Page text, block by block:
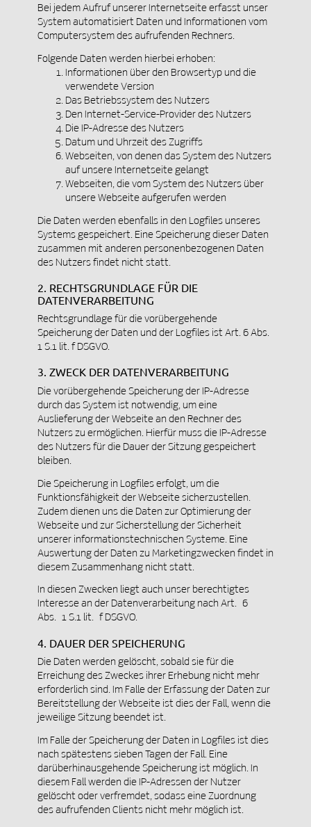
Bei jedem Aufruf unserer Internetseite erfasst unser
System automatisiert Daten und Informationen vom
Computersystem des aufrufenden Rechners.
Folgende Daten werden hierbei erhoben:
Informationen über den Browsertyp und die
verwendete Version
Das Betriebssystem des Nutzers
Den Internet-Service-Provider des Nutzers
Die IP-Adresse des Nutzers
Datum und Uhrzeit des Zugriffs
Webseiten, von denen das System des Nutzers
auf unsere Internetseite gelangt
Webseiten, die vom System des Nutzers über
unsere Webseite aufgerufen werden
Die Daten werden ebenfalls in den Logfiles unseres
Systems gespeichert. Eine Speicherung dieser Daten
zusammen mit anderen personenbezogenen Daten
des Nutzers findet nicht statt.
2. RECHTSGRUNDLAGE FÜR DIE
DATENVERARBEITUNG
Rechtsgrundlage für die vorübergehende
Speicherung der Daten und der Logfiles ist Art. 6 Abs.
1 S.1 lit. f DSGVO.
3. ZWECK DER DATENVERARBEITUNG
Die vorübergehende Speicherung der IP-Adresse
durch das System ist notwendig, um eine
Auslieferung der Webseite an den Rechner des
Nutzers zu ermöglichen. Hierfür muss die IP-Adresse
des Nutzers für die Dauer der Sitzung gespeichert
bleiben.
Die Speicherung in Logfiles erfolgt, um die
Funktionsfähigkeit der Webseite sicherzustellen.
Zudem dienen uns die Daten zur Optimierung der
Webseite und zur Sicherstellung der Sicherheit
unserer informationstechnischen Systeme. Eine
Auswertung der Daten zu Marketingzwecken findet in
diesem Zusammenhang nicht statt.
In diesen Zwecken liegt auch unser berechtigtes
Interesse an der Datenverarbeitung nach Art. 6
Abs. 1 S.1 lit. f DSGVO.
4. DAUER DER SPEICHERUNG
Die Daten werden gelöscht, sobald sie für die
Erreichung des Zweckes ihrer Erhebung nicht mehr
erforderlich sind. Im Falle der Erfassung der Daten zur
Bereitstellung der Webseite ist dies der Fall, wenn die
jeweilige Sitzung beendet ist.
Im Falle der Speicherung der Daten in Logfiles ist dies
nach spätestens sieben Tagen der Fall. Eine
darüberhinausgehende Speicherung ist möglich. In
diesem Fall werden die IP-Adressen der Nutzer
gelöscht oder verfremdet, sodass eine Zuordnung
des aufrufenden Clients nicht mehr möglich ist.